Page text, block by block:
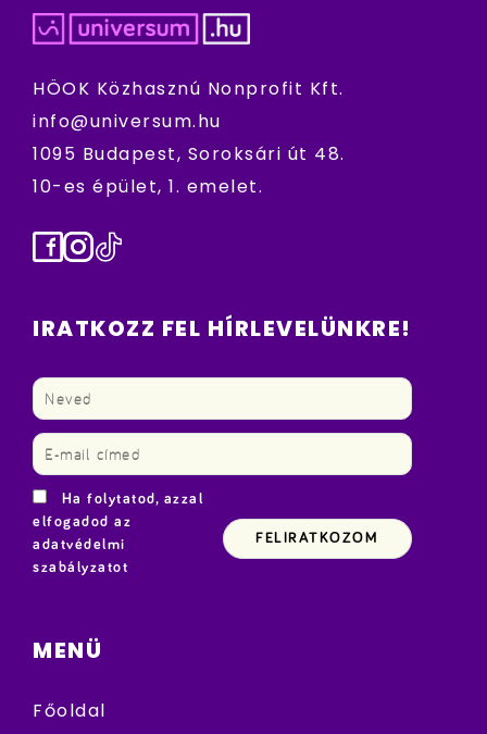
HÖOK Közhasznú Nonprofit Kft.
info@universum.hu
1095 Budapest, Soroksári út 48.
10-es épület, 1. emelet.
Facebook
Instagram
TikTok
IRATKOZZ FEL HÍRLEVELÜNKRE!
Ha folytatod, azzal
elfogadod az
adatvédelmi
szabályzatot
MENÜ
Főoldal